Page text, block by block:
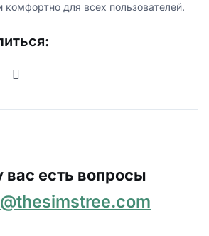
комфортно для всех пользователей.
вас есть вопросы